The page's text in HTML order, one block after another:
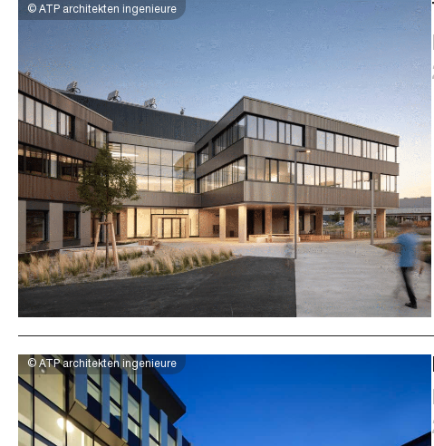
© ATP architekten ingenieure
© ATP architekten ingenieure